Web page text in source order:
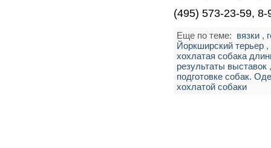
(495) 573-23-59,
Еще по теме: вязки ,
Йоркширский терьер ,
хохлатая собака
результаты выставок
подготовке собак.
хохлатой собаки